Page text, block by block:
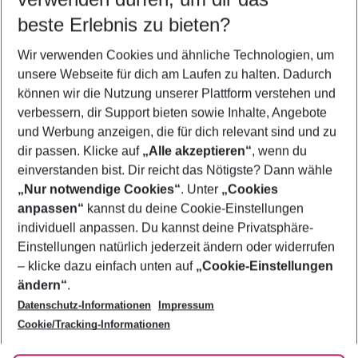
5-8 Nächte
2 Erwachsene Keine Kinder
Mehr Filter anzeigen
Footer
Footer navigation
Über uns
AGB
Bestpreisgarantie
Cookie-Einstellungen ändern
Cookie-Richtlinie
Agenturbetreuung
Barrierefreies Reisen
Folge uns
beste Erlebnis zu bieten?
Wir verwenden Cookies und ähnliche Technologien, um
unsere Webseite für dich am Laufen zu halten. Dadurch
können wir die Nutzung unserer Plattform verstehen und
verbessern, dir Support bieten sowie Inhalte, Angebote
und Werbung anzeigen, die für dich relevant sind und zu
dir passen. Klicke auf „Alle akzeptieren“, wenn du
einverstanden bist. Dir reicht das Nötigste? Dann wähle
„Nur notwendige Cookies“. Unter „Cookies
anpassen“ kannst du deine Cookie-Einstellungen
individuell anpassen. Du kannst deine Privatsphäre-
Einstellungen natürlich jederzeit ändern oder widerrufen
– klicke dazu einfach unten auf „Cookie-Einstellungen
ändern“.
Datenschutz-Informationen
Impressum
Cookie/Tracking-Informationen